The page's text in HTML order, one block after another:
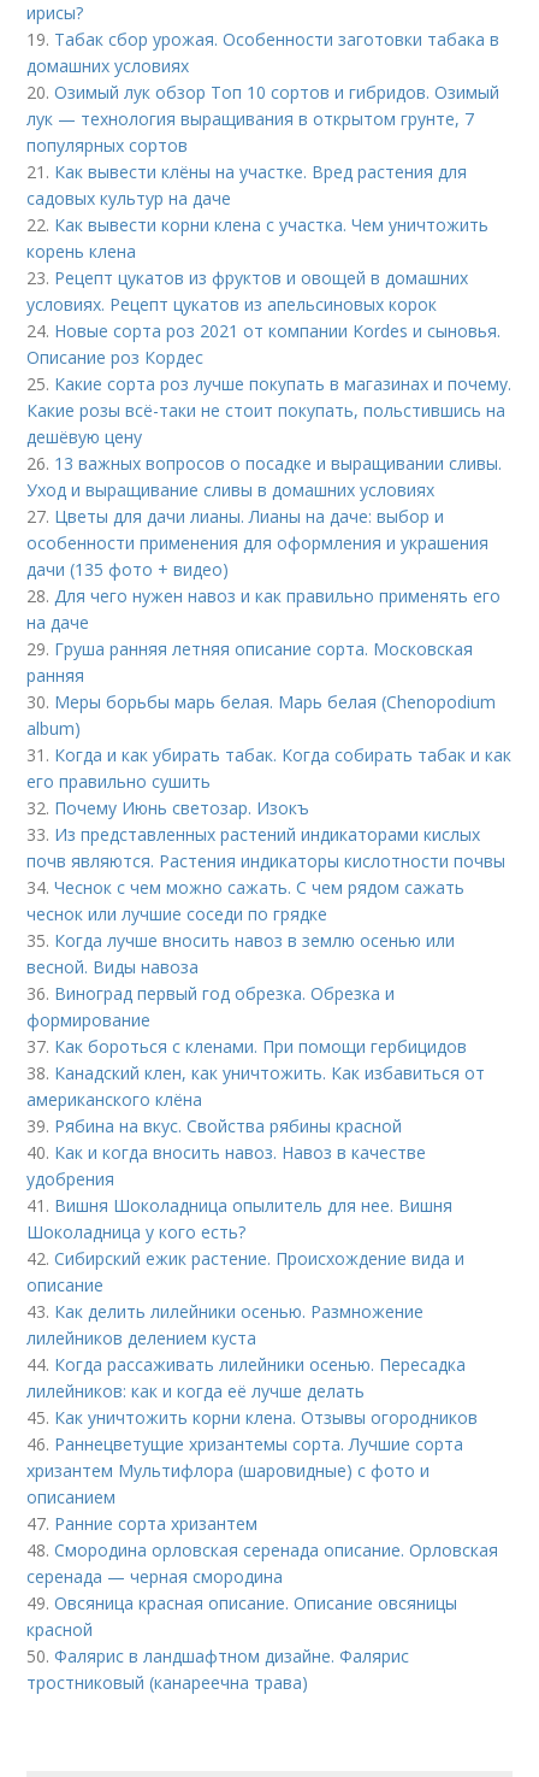
ирисы?
19. Табак сбор урожая. Особенности заготовки табака в
домашних условиях
20.Озимый лук обзор Топ 10 сортов и гибридов. Озимый
лук — технология выращивания в открытом грунте, 7
популярных сортов
21. Как вывести клёны на участке. Вред растения для
садовых культур на даче
22. Как вывести корни клена с участка. Чем уничтожить
корень клена
23. Рецепт цукатов из фруктов и овощей в домашних
условиях. Рецепт цукатов из апельсиновых корок
24. Новые сорта роз 2021 от компании Kordes и сыновья.
Описание роз Кордес
25. Какие сорта роз лучше покупать в магазинах и почему.
Какие розы всё-таки не стоит покупать, польстившись на
дешёвую цену
26. 13 важных вопросов о посадке и выращивании сливы.
Уход и выращивание сливы в домашних условиях
27. Цветы для дачи лианы. Лианы на даче: выбор и
особенности применения для оформления и украшения
дачи (135 фото + видео)
28.Для чего нужен навоз и как правильно применять его
на даче
29. Груша ранняя летняя описание сорта. Московская
ранняя
30. Меры борьбы марь белая. Марь белая (Chenopodium
album)
31. Когда и как убирать табак. Когда собирать табак и как
его правильно сушить
32. Почему Июнь светозар. Изокъ
33. Из представленных растений индикаторами кислых
почв являются. Растения индикаторы кислотности почвы
34.Чеснок с чем можно сажать. С чем рядом сажать
чеснок или лучшие соседи по грядке
35. Когда лучше вносить навоз в землю осенью или
весной. Виды навоза
36. Виноград первый год обрезка. Обрезка и
формирование
37. Как бороться с кленами. При помощи гербицидов
38. Канадский клен, как уничтожить. Как избавиться от
американского клёна
39. Рябина на вкус. Свойства рябины красной
40. Как и когда вносить навоз. Навоз в качестве
удобрения
41. Вишня Шоколадница опылитель для нее. Вишня
Шоколадница у кого есть?
42.Сибирский ежик растение. Происхождение вида и
описание
43. Как делить лилейники осенью. Размножение
лилейников делением куста
44. Когда рассаживать лилейники осенью. Пересадка
лилейников: как и когда её лучше делать
45. Как уничтожить корни клена. Отзывы огородников
46. Раннецветущие хризантемы сорта. Лучшие сорта
хризантем Мультифлора (шаровидные) с фото и
описанием
47. Ранние сорта хризантем
48.Смородина орловская серенада описание. Орловская
серенада — черная смородина
49.Овсяница красная описание. Описание овсяницы
красной
50.Фалярис в ландшафтном дизайне. Фалярис
тростниковый (канареечна трава)